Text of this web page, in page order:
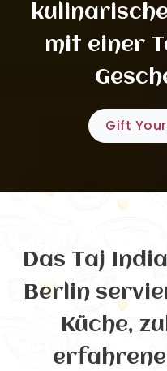
mit einer
Gift
Das Taj
Berlin
Küche,